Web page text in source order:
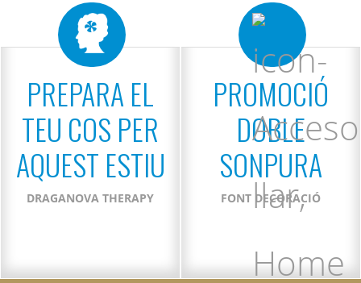
PREPARA EL
TEU COS PER
AQUEST ESTIU
DRAGANOVA THERAPY
PROMOCIÓ
DOBLE
SONPURA
FONT DECORACIÓ